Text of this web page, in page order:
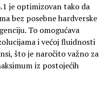
je optimizovan tako da
bez posebne hardverske
To omogućava
i većoj fluidnosti
što je naročito važno za
iz postojećih